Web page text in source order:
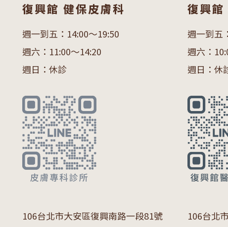
復興館 健保皮膚科
週一到五：14:00～19:50
週六：11:00～14:20
週日：休診
106台北市大安區復興南路一段81號
復興館
週一到五
週六：
週日：休
106台北